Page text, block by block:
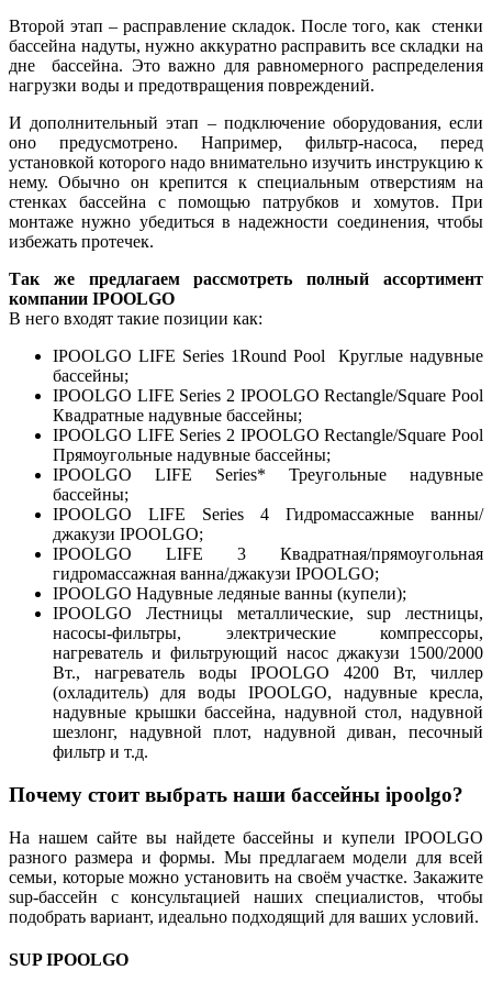
Второй этап – расправление складок. После того, как стенки
бассейна надуты, нужно аккуратно расправить все складки на
дне бассейна. Это важно для равномерного распределения
нагрузки воды и предотвращения повреждений.
И дополнительный этап – подключение оборудования, если
оно предусмотрено. Например, фильтр-насоса, перед
установкой которого надо внимательно изучить инструкцию к
нему. Обычно он крепится к специальным отверстиям на
стенках бассейна с помощью патрубков и хомутов. При
монтаже нужно убедиться в надежности соединения, чтобы
избежать протечек.
Так же предлагаем рассмотреть полный ассортимент
компании IPOOLGO
В него входят такие позиции как:
IPOOLGO LIFE Series 1Round Pool Круглые надувные
бассейны;
IPOOLGO LIFE Series 2 IPOOLGO Rectangle/Square Pool
Квадратные надувные бассейны;
IPOOLGO LIFE Series 2 IPOOLGO Rectangle/Square Pool
Прямоугольные надувные бассейны;
IPOOLGO LIFE Series* Треугольные надувные
бассейны;
IPOOLGO LIFE Series 4 Гидромассажные ванны/
джакузи IPOOLGO;
IPOOLGO LIFE 3 Квадратная/прямоугольная
гидромассажная ванна/джакузи IPOOLGO;
IPOOLGO Надувные ледяные ванны (купели);
IPOOLGO Лестницы металлические, sup лестницы,
насосы-фильтры, электрические компрессоры,
нагреватель и фильтрующий насос джакузи 1500/2000
Вт., нагреватель воды IPOOLGO 4200 Вт, чиллер
(охладитель) для воды IPOOLGO, надувные кресла,
надувные крышки бассейна, надувной стол, надувной
шезлонг, надувной плот, надувной диван, песочный
фильтр и т.д.
Почему стоит выбрать наши бассейны ipoolgo?
На нашем сайте вы найдете бассейны и купели IPOOLGO
разного размера и формы. Мы предлагаем модели для всей
семьи, которые можно установить на своём участке. Закажите
sup-бассейн с консультацией наших специалистов, чтобы
подобрать вариант, идеально подходящий для ваших условий.
SUP IPOOLGO